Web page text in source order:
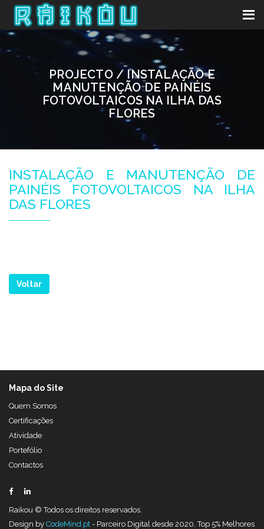
PROJECTO / INSTALAÇÃO E
MANUTENÇÃO DE PAINÉIS
FOTOVOLTAICOS NA ILHA DAS
FLORES
INSTALAÇÃO E MANUTENÇÃO DE
PAINÉIS FOTOVOLTAICOS NA ILHA
DAS FLORES
Voltar
Raikou © Todos os direitos reservados.
Design by CodeMind.pt - Parceiro Digital desde 2020. Top 5% Melhores
Mapa do Site
Quem Somos
Certificações
Atividade
Portefólio
Contactos